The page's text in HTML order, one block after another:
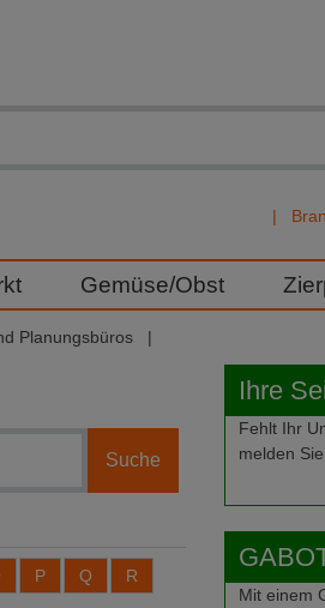
Gemüse/Obst
Planungsbüros
P Q R
Ihre
Fehlt Ihr
melden
Mit einem